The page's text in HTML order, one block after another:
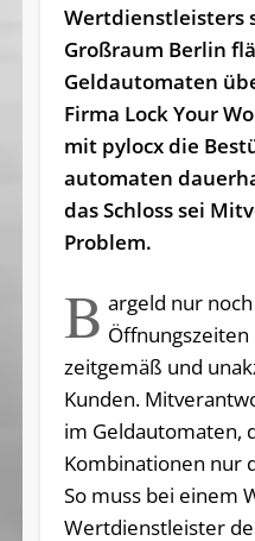
Wertdienst­leis­ters
Großraum Berlin
Geld­automa­ten
Firma Lock Your
mit pylocx die
automa­ten
das Schloss sei
Problem.
B argeld nur
zeitgemäß und
Kunden.
im Geldautomaten,
Kombinationen nur
So muss bei einem
Wertdienstleister